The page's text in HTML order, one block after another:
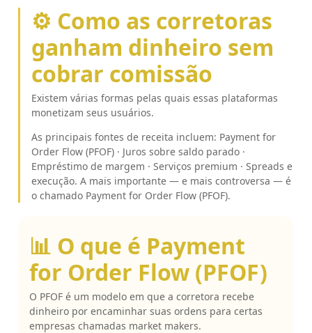
⚙️ Como as corretoras
ganham dinheiro sem
cobrar comissão
Existem várias formas pelas quais essas plataformas
monetizam seus usuários.
As principais fontes de receita incluem: Payment for
Order Flow (PFOF) · Juros sobre saldo parado ·
Empréstimo de margem · Serviços premium · Spreads e
execução. A mais importante — e mais controversa — é
o chamado Payment for Order Flow (PFOF).
📊 O que é Payment
for Order Flow (PFOF)
O PFOF é um modelo em que a corretora recebe
dinheiro por encaminhar suas ordens para certas
empresas chamadas market makers.